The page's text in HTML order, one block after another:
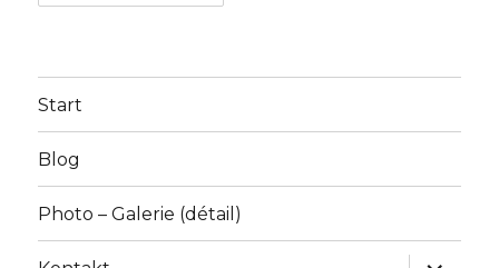
Start
Blog
Photo – Galerie (détail)